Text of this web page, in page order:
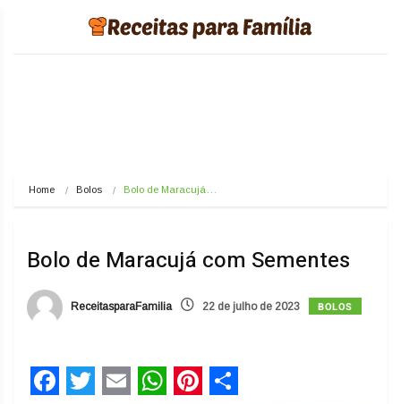
Home Bolos Bolo de Maracujá…
Bolo de Maracujá com Sementes
ReceitasparaFamilia 22 de julho de 2023 BOLOS